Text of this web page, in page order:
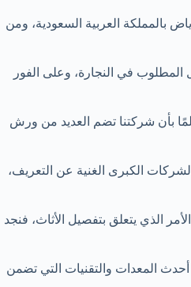
بالمملكة العربية السعودية، ومن
في النجارة، وعلى الفور
بأن شركتنا تضم العديد من ورش
الكبرى الغنية عن التعريف،
الذي يتعلق بتفصيل الأثاث، فنجد
المعدات والتقنيات التي تضمن